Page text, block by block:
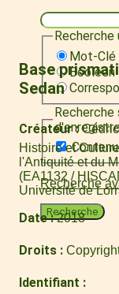
Mot-Clé
Booléen
Contenu
Recherche
Recherche
Base
Sedan
Créateur
Histoire et
l'Antiquité et du
(EA1132 /
Université de
Date 2018
Droits
Identifiant